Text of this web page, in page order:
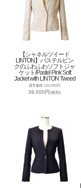
【シャネルツイード
LINTON】パステルピン
クのふわふわソフトジャ
ケット/Pastel Pink Soft
Jacket with LINTON Tweed
通常価格 120,000円
39,000円(税別)